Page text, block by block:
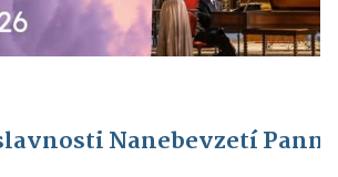
Nanebevzetí